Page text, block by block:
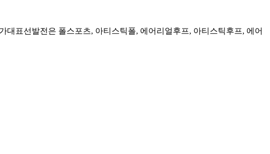
표선발전은 폴스포츠, 아티스틱폴, 에어리얼후프, 아티스틱후프, 에어